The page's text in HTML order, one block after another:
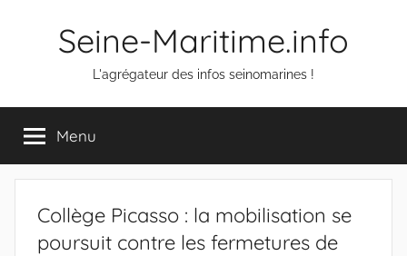
Seine-Maritime.info
L'agrégateur des infos seinomarines !
Menu
Collège Picasso : la mobilisation se
poursuit contre les fermetures de